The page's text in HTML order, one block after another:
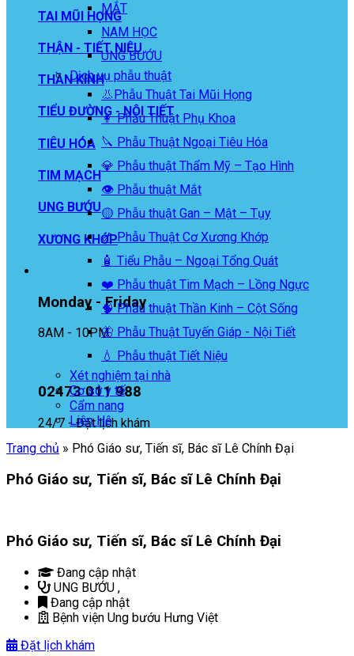
TAI MŨI HỌNG
THẬN - TIẾT NIỆU
THẦN KINH
TIỂU ĐƯỜNG - NỘI TIẾT
TIÊU HÓA
TIM MẠCH
UNG BƯỚU
XƯƠNG KHỚP
Monday - Friday
8AM - 10PM
02473 011 988
24/7 - Đặt lịch khám
MẮT
NAM HỌC
UNG BƯỚU
Dịch vụ phẫu thuật
👃Phẫu Thuật Tai Mũi Họng
👩 Phẫu Thuật Phụ Khoa
🔪 Phẫu Thuật Ngoại Tiêu Hóa
💎 Phẫu thuật Thẩm Mỹ – Tạo Hình
👁️ Phẫu thuật Mắt
🟡 Phẫu thuật Gan – Mật – Tụy
🦴 Phẫu Thuật Cơ Xương Khớp
🧴 Tiểu Phẫu – Ngoại Tổng Quát
❤️ Phẫu thuật Tim Mạch – Lồng Ngực
🧠 Phẫu thuật Thần Kinh – Cột Sống
🦋 Phẫu Thuật Tuyến Giáp - Nội Tiết
💧 Phẫu thuật Tiết Niệu
Xét nghiệm tại nhà
Cơ sở y tế
Cẩm nang
Liên Hệ
Trang chủ » Phó Giáo sư, Tiến sĩ, Bác sĩ Lê Chính Đại
Phó Giáo sư, Tiến sĩ, Bác sĩ Lê Chính Đại
Phó Giáo sư, Tiến sĩ, Bác sĩ Lê Chính Đại
Đang cập nhật
UNG BƯỚU ,
Đang cập nhật
Bệnh viện Ung bướu Hưng Việt
Đặt lịch khám